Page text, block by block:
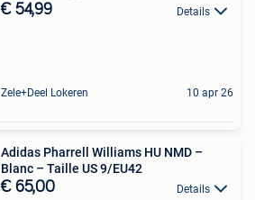
€ 54,99 Details
Zele+Deel Lokeren 10 apr 26
Adidas Pharrell Williams HU NMD –
Blanc – Taille US 9/EU42
€ 65,00 Details